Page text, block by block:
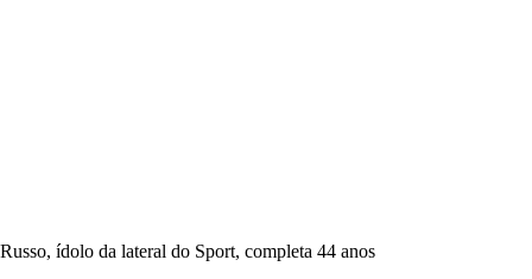
Russo, ídolo da lateral do Sport, completa 44 anos